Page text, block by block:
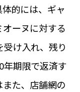
時に
ル
#コスメ
ジュ
#おでかけ
的には、ギャ
ーヌに対する
け入れ、残り
年期限で返済す
た、店舗網の